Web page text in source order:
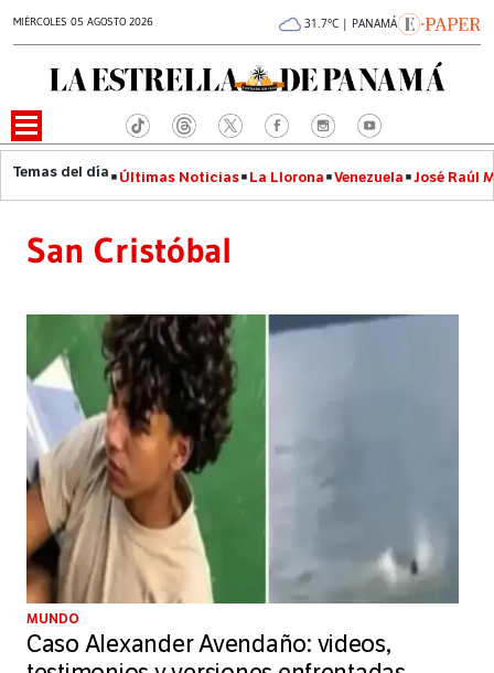
MIÉRCOLES 05 AGOSTO 2026 31.7°C | PANAMÁ
Últimas Noticias La Llorona Venezuela José Raúl
San Cristóbal
MUNDO
Caso Alexander Avendaño: videos,